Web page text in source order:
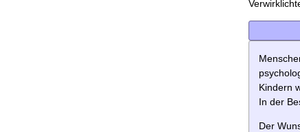
Kindern
In der
Der